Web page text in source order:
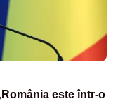
este într-o